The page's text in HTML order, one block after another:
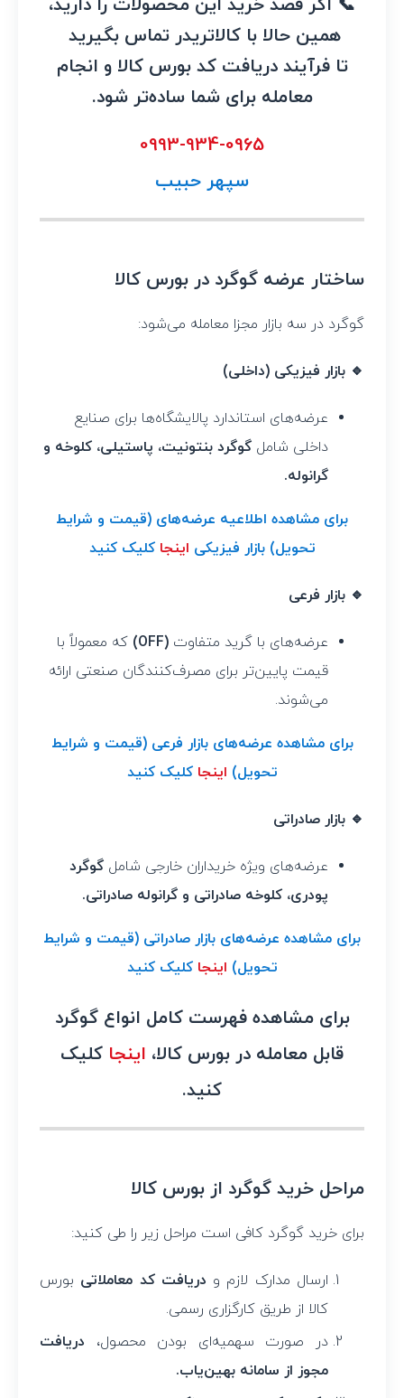
📞 اگر قصد خرید این محصولات را دارید،
همین حالا با کالاتریدر تماس بگیرید
تا فرآیند دریافت کد بورس کالا و انجام
معامله برای شما ساده‌تر شود.
0993-934-0965
سپهر حبیب
ساختار عرضه گوگرد در بورس کالا
گوگرد در سه بازار مجزا معامله می‌شود:
🔹 بازار فیزیکی (داخلی)
عرضه‌های استاندارد پالایشگاه‌ها برای صنایع
داخلی شامل گوگرد بنتونیت، پاستیلی، کلوخه و
گرانوله.
برای مشاهده اطلاعیه عرضه‌های (قیمت و شرایط
تحویل) بازار فیزیکی اینجاکلیک کنید
🔹 بازار فرعی
عرضه‌های با گرید متفاوت (OFF)
که معمولاً با
قیمت پایین‌تر برای مصرف‌کنندگان صنعتی ارائه
می‌شوند.
برای مشاهده عرضه‌های بازار فرعی (قیمت و شرایط
تحویل) اینجاکلیک کنید
🔹 بازار صادراتی
عرضه‌های ویژه خریداران خارجی شامل گوگرد
پودری، کلوخه صادراتی و گرانوله صادراتی.
برای مشاهده عرضه‌های بازار صادراتی (قیمت و شرایط
تحویل) اینجاکلیک کنید
برای مشاهده فهرست کامل انواع گوگرد
قابل معامله در بورس کالا، اینجا کلیک
کنید.
مراحل خرید گوگرد از بورس کالا
برای خرید گوگرد کافی است مراحل زیر را طی کنید:
ارسال مدارک لازم و دریافت کد معاملاتی بورس
کالا از طریق کارگزاری رسمی.
در صورت سهمیه‌ای بودن محصول، دریافت
مجوز از سامانه بهین‌یاب.